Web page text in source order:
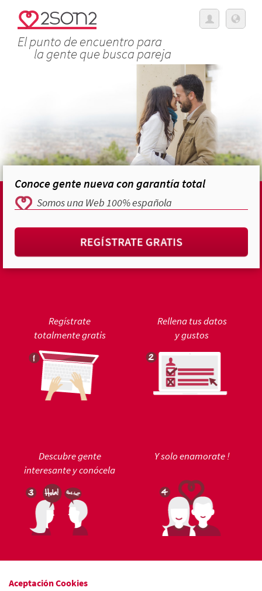
El punto de encuentro para
la gente que busca pareja
Conoce gente nueva con garantía total
Somos una Web 100% española
REGÍSTRATE GRATIS
Regístrate
totalmente gratis
Rellena tus datos
y gustos
Descubre gente
interesante y conócela
Y solo enamorate !
Aceptación Cookies